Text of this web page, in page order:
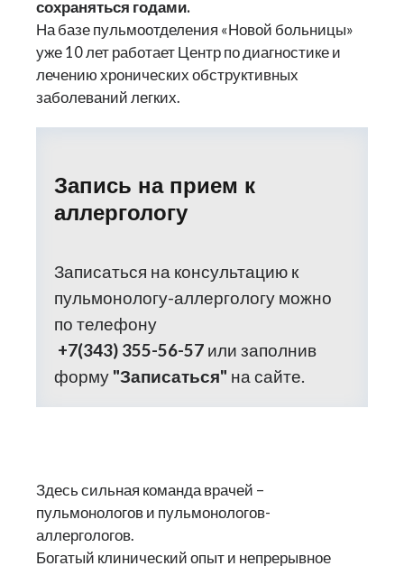
сохраняться годами.
На базе пульмоотделения «Новой больницы»
уже 10 лет работает Центр по диагностике и
лечению хронических обструктивных
заболеваний легких.
Запись на прием к
аллергологу
Записаться на консультацию к
пульмонологу-аллергологу можно
по телефону
+7(343) 355-56-57 или заполнив
форму "Записаться" на сайте.
Здесь сильная команда врачей –
пульмонологов и пульмонологов-
аллергологов.
Богатый клинический опыт и непрерывное